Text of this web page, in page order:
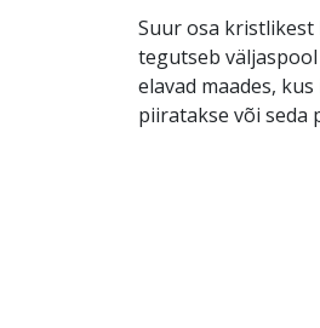
Suur osa
tegutseb
elavad maades,
piiratakse või seda